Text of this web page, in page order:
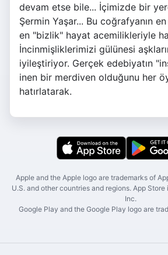
devam etse bile... İçimizde bir
Şermin Yaşar... Bu coğrafyanın
en "bizlik" hayat acemilikleriyle
İncinmişliklerimizi gülünesi
iyileştiriyor. Gerçek edebiyatın
inen bir merdiven olduğunu her
hatırlatarak.
Apple and the Apple logo are trademarks of
U.S. and other countries and regions. App
Inc.
Google Play and the Google Play logo are